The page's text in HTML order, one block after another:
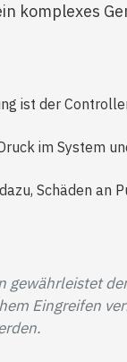
komplexes
ist der
im System
Schäden
gewährleistet
Eingreifen